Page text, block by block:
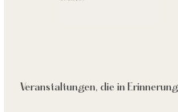
Veranstaltungen, die in